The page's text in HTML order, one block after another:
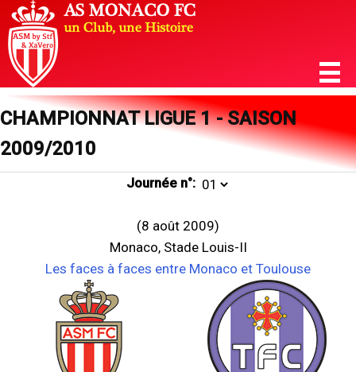
CHAMPIONNAT LIGUE 1 - SAISON
2009/2010
Journée n°:
(8 août 2009)
Monaco, Stade Louis-II
Les faces à faces entre Monaco et Toulouse